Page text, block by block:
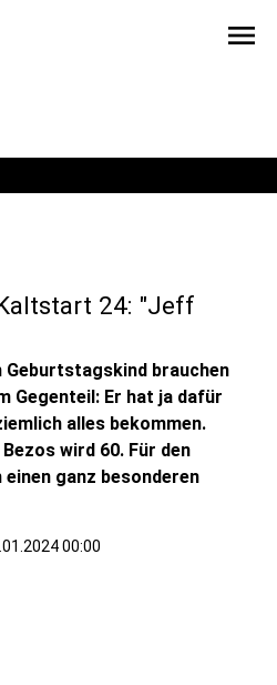
menu
24: "Jeff
Geburtstagskind brauchen
Gegenteil: Er hat ja dafür
alles bekommen.
wird 60. Für den
ganz besonderen
00:00